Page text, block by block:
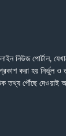
নিউজ পোর্টাল,
করা হয় নির্ভুল ও
তথ্য পৌঁছে দেওয়াই